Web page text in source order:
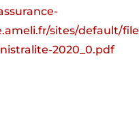
sites/default/
2020_0.pdf